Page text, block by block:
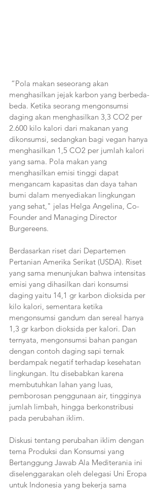
“Pola makan seseorang akan
menghasilkan jejak karbon yang berbeda-
beda. Ketika seorang mengonsumsi
daging akan menghasilkan 3,3 CO2 per
2.600 kilo kalori dari makanan yang
dikonsumsi, sedangkan bagi vegan hanya
menghasilkan 1,5 CO2 per jumlah kalori
yang sama. Pola makan yang
menghasilkan emisi tinggi dapat
mengancam kapasitas dan daya tahan
bumi dalam menyediakan lingkungan
yang sehat," jelas Helga Angelina, Co-
Founder and Managing Director
Burgereens.
Berdasarkan riset dari Departemen
Pertanian Amerika Serikat (USDA). Riset
yang sama menunjukan bahwa intensitas
emisi yang dihasilkan dari konsumsi
daging yaitu 14,1 gr karbon dioksida per
kilo kalori, sementara ketika
mengonsumsi gandum dan sereal hanya
1,3 gr karbon dioksida per kalori. Dan
ternyata, mengonsumsi bahan pangan
dengan contoh daging sapi ternak
berdampak negatif terhadap kesehatan
lingkungan. Itu disebabkan karena
membutuhkan lahan yang luas,
pemborosan penggunaan air, tingginya
jumlah limbah, hingga berkonstribusi
pada perubahan iklim.
Diskusi tentang perubahan iklim dengan
tema Produksi dan Konsumsi yang
Bertanggung Jawab Ala Mediterania ini
diselenggarakan oleh delegasi Uni Eropa
untuk Indonesia yang bekerja sama